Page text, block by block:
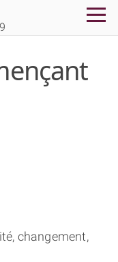
changement,